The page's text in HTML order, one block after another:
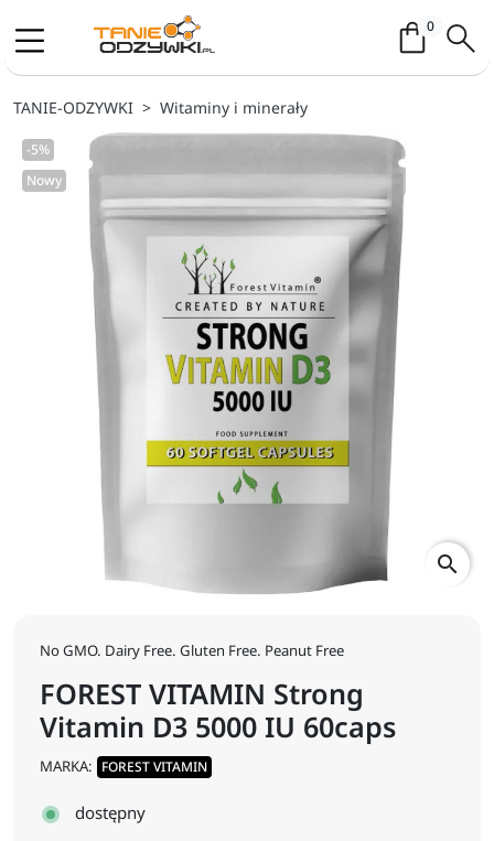
0Koszyk /
TANIE-ODZYWKI Witaminy i minerały
-5%
Nowy
search
No GMO. Dairy Free. Gluten Free. Peanut Free
FOREST VITAMIN Strong
Vitamin D3 5000 IU 60caps
MARKA: FOREST VITAMIN
dostępny